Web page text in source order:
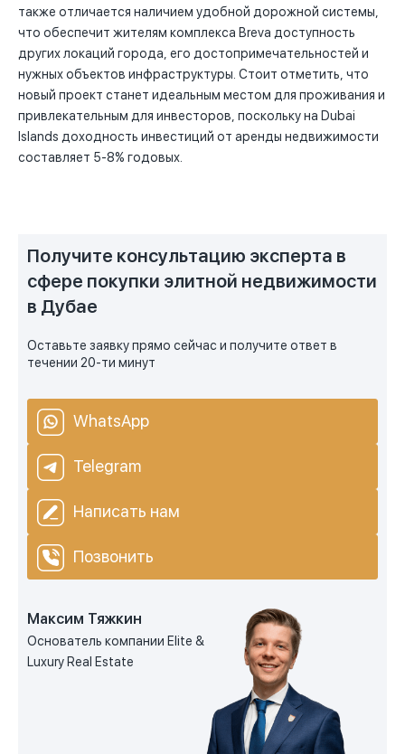
также отличается наличием удобной дорожной системы,
что обеспечит жителям комплекса Breva доступность
других локаций города, его достопримечательностей и
нужных объектов инфраструктуры. Стоит отметить, что
новый проект станет идеальным местом для проживания и
привлекательным для инвесторов, поскольку на Dubai
Islands доходность инвестиций от аренды недвижимости
составляет 5-8% годовых.
Получите консультацию эксперта в
сфере покупки элитной недвижимости
в Дубае
Оставьте заявку прямо сейчас и получите ответ в
течении 20-ти минут
WhatsApp
Telegram
Написать нам
Позвонить
Максим Тяжкин
Основатель компании Elite &
Luxury Real Estate